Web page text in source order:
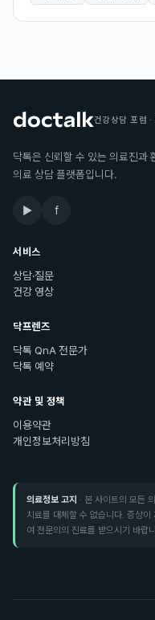
건강상담 포럼 ·
닥톡은 신뢰할 수 있는 의료진과
의료 상담 플랫폼입니다.
▶ f
서비스
상담·질문
건강 영상
닥프렌즈
닥톡 QnA 전문가
닥톡 예약
약관 및 정책
이용약관
개인정보처리방침
의료정보 고지 · 본 사이트의 모든
치료를 대체할 수 없습니다. 증상
여 전문의의 진료를 받으시기 바랍